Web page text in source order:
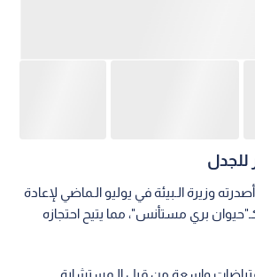
للجدل
وزيرة الـبيئة في يوليو الـماضي لإعادة
بري مستأنس"، مما يتيح احتجازه